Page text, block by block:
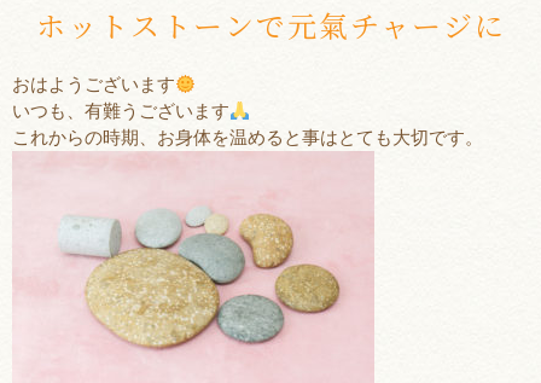
ホットストーンで元氣チャージに
おはようございます
いつも、有難うございます
これからの時期、お身体を温めると事はとても大切です。